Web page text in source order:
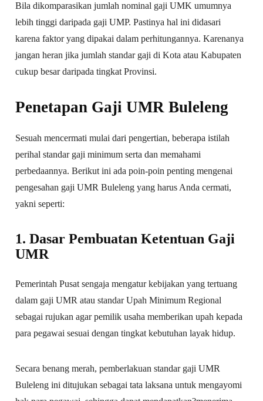
Bila dikomparasikan jumlah nominal gaji UMK umumnya
lebih tinggi daripada gaji UMP. Pastinya hal ini didasari
karena faktor yang dipakai dalam perhitungannya. Karenanya
jangan heran jika jumlah standar gaji di Kota atau Kabupaten
cukup besar daripada tingkat Provinsi.
Penetapan Gaji UMR Buleleng
Sesuah mencermati mulai dari pengertian, beberapa istilah
perihal standar gaji minimum serta dan memahami
perbedaannya. Berikut ini ada poin-poin penting mengenai
pengesahan gaji UMR Buleleng yang harus Anda cermati,
yakni seperti:
1. Dasar Pembuatan Ketentuan Gaji
UMR
Pemerintah Pusat sengaja mengatur kebijakan yang tertuang
dalam gaji UMR atau standar Upah Minimum Regional
sebagai rujukan agar pemilik usaha memberikan upah kepada
para pegawai sesuai dengan tingkat kebutuhan layak hidup.
Secara benang merah, pemberlakuan standar gaji UMR
Buleleng ini ditujukan sebagai tata laksana untuk mengayomi